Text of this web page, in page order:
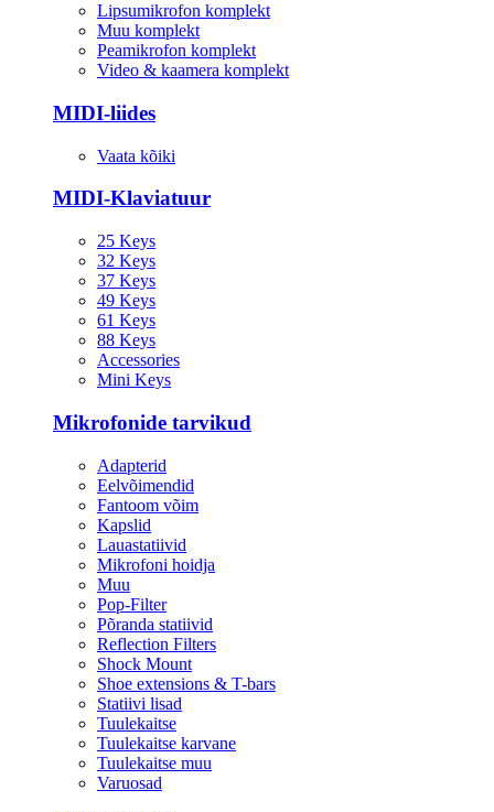
Lipsumikrofon komplekt
Muu komplekt
Peamikrofon komplekt
Video & kaamera komplekt
MIDI-liides
Vaata kõiki
MIDI-Klaviatuur
25 Keys
32 Keys
37 Keys
49 Keys
61 Keys
88 Keys
Accessories
Mini Keys
Mikrofonide tarvikud
Adapterid
Eelvõimendid
Fantoom võim
Kapslid
Lauastatiivid
Mikrofoni hoidja
Muu
Pop-Filter
Põranda statiivid
Reflection Filters
Shock Mount
Shoe extensions & T-bars
Statiivi lisad
Tuulekaitse
Tuulekaitse karvane
Tuulekaitse muu
Varuosad